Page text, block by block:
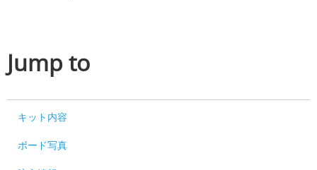
Jump to
キット内容
ボード写真